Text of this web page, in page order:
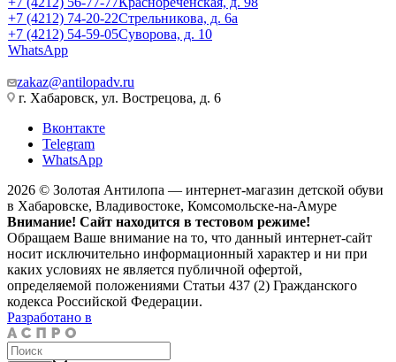
+7 (4212) 74-20-22Стрельникова, д. 6а
+7 (4212) 54-59-05Суворова, д. 10
WhatsApp
zakaz@antilopadv.ru
г. Хабаровск, ул. Вострецова, д. 6
Вконтакте
Telegram
WhatsApp
2026 © Золотая Антилопа — интернет-магазин детской обуви
в Хабаровске, Владивостоке, Комсомольске-на-Амуре
Внимание! Сайт находится в тестовом режиме!
Обращаем Ваше внимание на то, что данный интернет-сайт
носит исключительно информационный характер и ни при
каких условиях не является публичной офертой,
определяемой положениями Статьи 437 (2) Гражданского
кодекса Российской Федерации.
Разработано в